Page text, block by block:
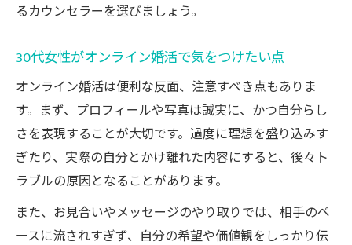
るカウンセラーを選びましょう。
30代女性がオンライン婚活で気をつけたい点
オンライン婚活は便利な反面、注意すべき点もありま
す。まず、プロフィールや写真は誠実に、かつ自分らし
さを表現することが大切です。過度に理想を盛り込みす
ぎたり、実際の自分とかけ離れた内容にすると、後々ト
ラブルの原因となることがあります。
また、お見合いやメッセージのやり取りでは、相手のペ
ースに流されすぎず、自分の希望や価値観をしっかり伝